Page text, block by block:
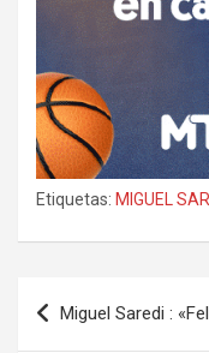
Etiquetas: MIGUEL
Navegación
de
Miguel Saredi :